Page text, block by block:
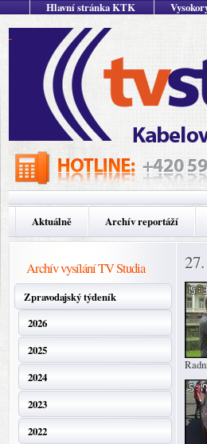
Hlavní stránka KTK
Aktuálně Archív reportáží
Archív vysílání TV Studia
Zpravodajský týdeník
2026
2025
2024
2023
2022